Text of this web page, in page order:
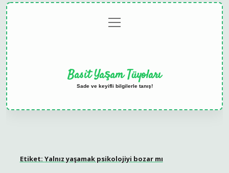
menüyü
aç
Basit Yaşam Tüyoları
Sade ve keyifli bilgilerle tanış!
Etiket: Yalnız yaşamak psikolojiyi bozar mı